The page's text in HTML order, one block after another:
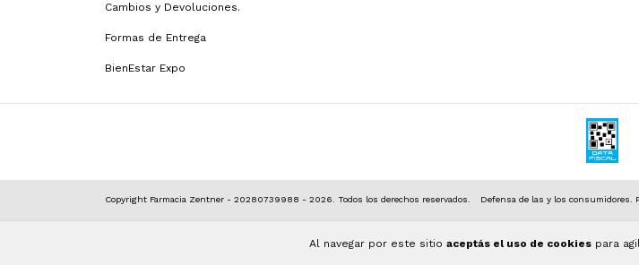
Al navegar por este sitio aceptás el uso de cookiespara
Cambios y Devoluciones.
Formas de Entrega
BienEstar Expo
Copyright Farmacia Zentner - 20280739988 - 2026. Todos los derechos reservados. Defensa de las y los consumidores.